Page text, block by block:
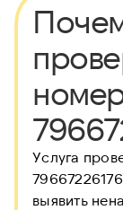
Услуга
выявить